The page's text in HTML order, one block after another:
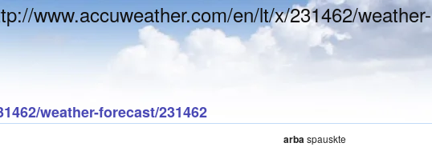
www.accuweather.com/en/lt/x/231462/weather-
weather-forecast/231462
arbaspauskte